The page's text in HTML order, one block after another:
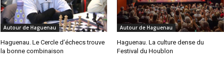
Autour de Haguenau
Haguenau. Le Cercle d’échecs trouve
la bonne combinaison
Autour de Haguenau
Haguenau. La culture dense du
Festival du Houblon